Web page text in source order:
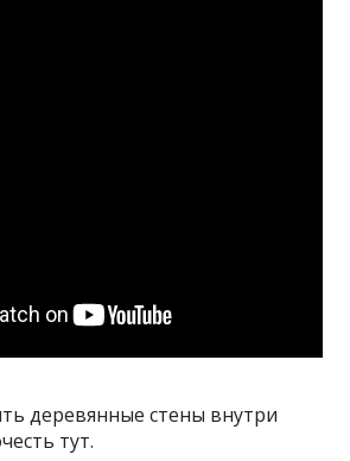
деревянные стены внутри
тут.